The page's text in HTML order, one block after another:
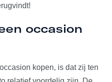
occasion
kopen, is dat zij ten